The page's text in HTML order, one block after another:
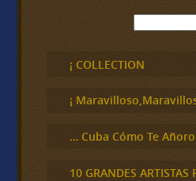
B
u
c
a
¡ COLLECTION
¡
… Cuba Cómo Te
10 GRANDES ARTISTAS